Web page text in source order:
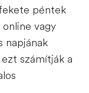
péntek
vagy
napjának
számítják a